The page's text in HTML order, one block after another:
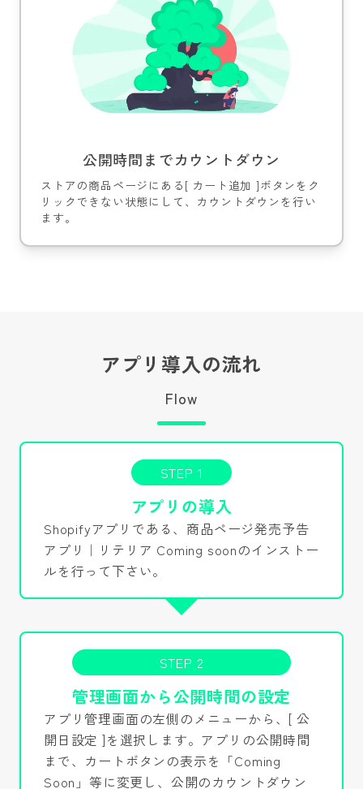
公開時間までカウントダウン
ストアの商品ページにある[ カート追加 ]ボタンをク
リックできない状態にして、カウントダウンを行い
ます。
アプリ導入の流れ
Flow
STEP 1
アプリの導入
Shopifyアプリである、商品ページ発売予告
アプリ｜リテリア Coming soonのインストー
ルを行って下さい。
STEP 2
管理画面から公開時間の設定
アプリ管理画面の左側のメニューから、[ 公
開日設定 ]を選択します。アプリの公開時間
まで、カートボタンの表示を「Coming
Soon」等に変更し、公開のカウントダウン